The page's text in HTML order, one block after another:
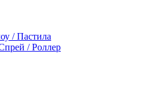
/ Пастила
/ Роллер